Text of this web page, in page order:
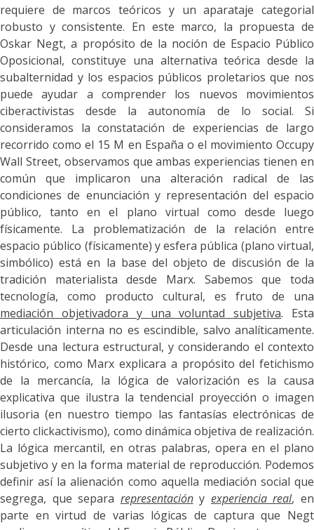
requiere de marcos teóricos y un aparataje categorial
robusto y consistente. En este marco, la propuesta de
Oskar Negt, a propósito de la noción de Espacio Público
Oposicional, constituye una alternativa teórica desde la
subalternidad y los espacios públicos proletarios que nos
puede ayudar a comprender los nuevos movimientos
ciberactivistas desde la autonomía de lo social. Si
consideramos la constatación de experiencias de largo
recorrido como el 15 M en España o el movimiento Occupy
Wall Street, observamos que ambas experiencias tienen en
común que implicaron una alteración radical de las
condiciones de enunciación y representación del espacio
público, tanto en el plano virtual como desde luego
físicamente. La problematización de la relación entre
espacio público (físicamente) y esfera pública (plano virtual,
simbólico) está en la base del objeto de discusión de la
tradición materialista desde Marx. Sabemos que toda
tecnología, como producto cultural, es fruto de una
mediación objetivadora y una voluntad subjetiva. Esta
articulación interna no es escindible, salvo analíticamente.
Desde una lectura estructural, y considerando el contexto
histórico, como Marx explicara a propósito del fetichismo
de la mercancía, la lógica de valorización es la causa
explicativa que ilustra la tendencial proyección o imagen
ilusoria (en nuestro tiempo las fantasías electrónicas de
cierto clickactivismo), como dinámica objetiva de realización.
La lógica mercantil, en otras palabras, opera en el plano
subjetivo y en la forma material de reproducción. Podemos
definir así la alienación como aquella mediación social que
segrega, que separa representacióny experiencia real, en
parte en virtud de varias lógicas de captura que Negt